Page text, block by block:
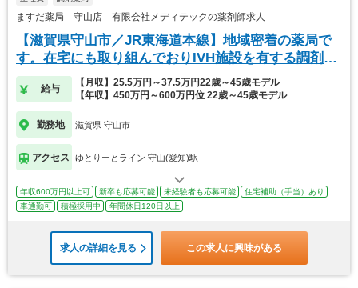
ますだ薬局 守山店 有限会社メディテックの薬剤師求人
【滋賀県守山市／JR東海道本線】地域密着の薬局で
す。在宅にも取り組んでおりIVH施設を有する調剤薬
局
給与
【月収】25.5万円～37.5万円22歳～45歳モデル
【年収】450万円～600万円位 22歳～45歳モデル
勤務地 滋賀県 守山市
アクセス ゆとりーとライン 守山(愛知)駅
年収600万円以上可 新卒も応募可能 未経験者も応募可能
住宅補助（手当）あり
車通勤可
積極採用中 年間休日120日以上
求人の詳細を見る この求人に興味がある